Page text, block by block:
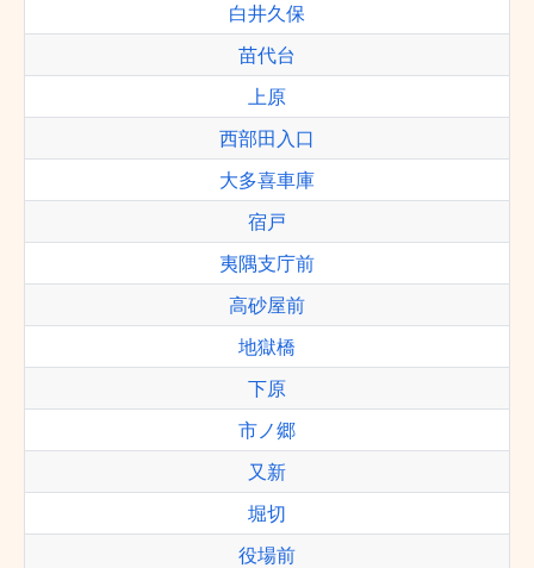
白井久保
苗代台
上原
西部田入口
大多喜車庫
宿戸
夷隅支庁前
高砂屋前
地獄橋
下原
市ノ郷
又新
堀切
役場前